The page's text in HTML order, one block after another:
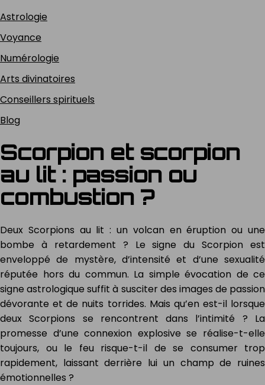
Astrologie
Voyance
Numérologie
Arts divinatoires
Conseillers spirituels
Blog
Scorpion et scorpion
au lit : passion ou
combustion ?
Deux Scorpions au lit : un volcan en éruption ou une
bombe à retardement ? Le signe du Scorpion est
enveloppé de mystère, d’intensité et d’une sexualité
réputée hors du commun. La simple évocation de ce
signe astrologique suffit à susciter des images de passion
dévorante et de nuits torrides. Mais qu’en est-il lorsque
deux Scorpions se rencontrent dans l’intimité ? La
promesse d’une connexion explosive se réalise-t-elle
toujours, ou le feu risque-t-il de se consumer trop
rapidement, laissant derrière lui un champ de ruines
émotionnelles ?